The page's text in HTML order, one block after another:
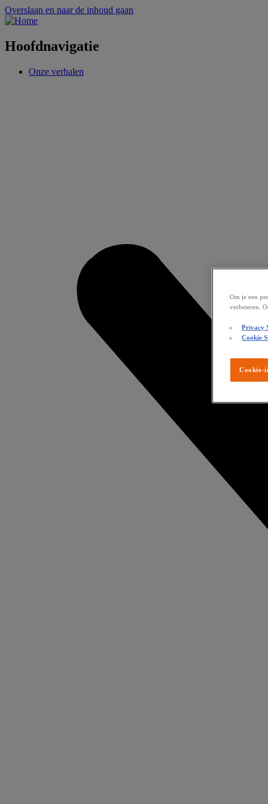
Overslaan en naar de inhoud gaan
Hoofdnavigatie
Onze verhalen
Om je een
verbeteren.
Privacy
Cookie
Cookie-